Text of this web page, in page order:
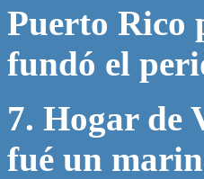
Puerto Rico
fundó el
7. Hogar de
fué un